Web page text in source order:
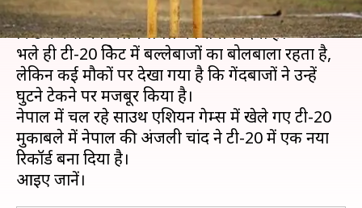
क्रिकेट के तीनों ही फॉर्मेट काफी लोकप्रिय हैं, लेकिन टी-20
क्रिकेट ने फैंस को अलग लेवल का रोमांच दिया है।
भले ही टी-20 क्रिकेट में बल्लेबाजों का बोलबाला रहता है,
लेकिन कई मौकों पर देखा गया है कि गेंदबाजों ने उन्हें
घुटने टेकने पर मजबूर किया है।
नेपाल में चल रहे साउथ एशियन गेम्स में खेले गए टी-20
मुकाबले में नेपाल की अंजली चांद ने टी-20 में एक नया
रिकॉर्ड बना दिया है।